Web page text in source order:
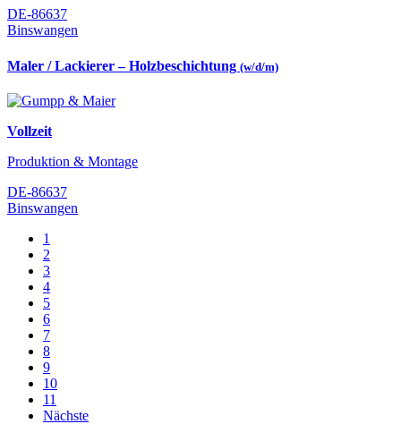
DE-86637
Binswangen
Maler / Lackierer – Holzbeschichtung (w/d/m)
Vollzeit
Produktion & Montage
DE-86637
Binswangen
1
2
3
4
5
6
7
8
9
10
11
Nächste